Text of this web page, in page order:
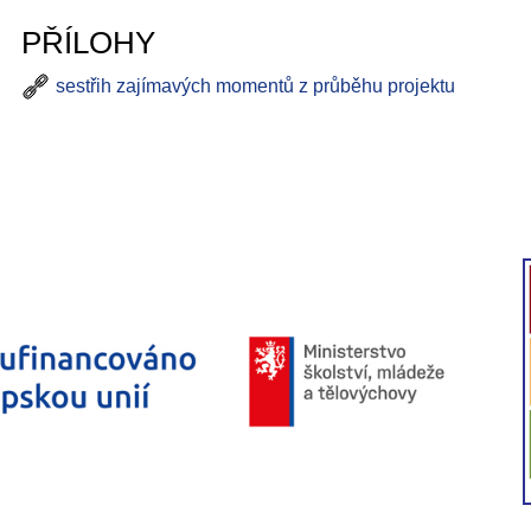
PŘÍLOHY
sestřih zajímavých momentů z průběhu projektu